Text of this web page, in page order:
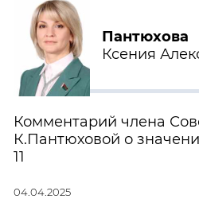
Пантюхова
Ксения
Комментарий члена
К.Пантюховой о
11
04.04.2025